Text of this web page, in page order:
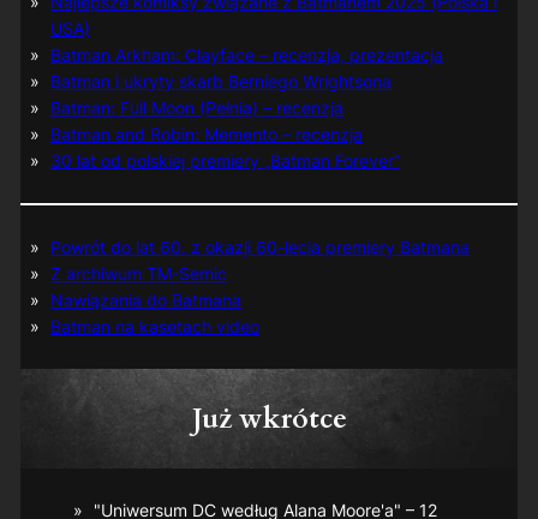
USA)
Batman Arkham: Clayface – recenzja, prezentacja
Batman i ukryty skarb Berniego Wrightsona
Batman: Full Moon (Pełnia) – recenzja
Batman and Robin: Memento – recenzja
30 lat od polskiej premiery „Batman Forever”
Powrót do lat 60. z okazji 60-lecia premiery Batmana
Z archiwum TM-Semic
Nawiązania do Batmana
Batman na kasetach video
Już wkrótce
"Uniwersum DC według Alana Moore'a" – 12